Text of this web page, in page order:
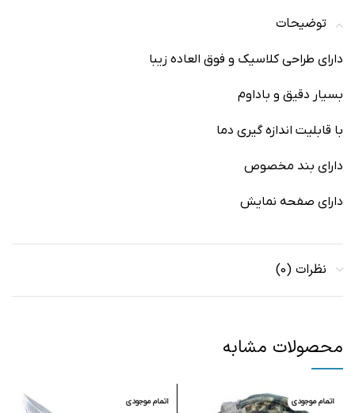
توضیحات
دارای طراحی کلاسیک و فوق العاده زیبا
بسیار دقیق و باداوم
با قابلیت اندازه گیری دما
دارای بند مخصوص
دارای صفحه نمایش
نظرات (0)
محصولات مشابه
اتمام موجودی اتمام موجودی